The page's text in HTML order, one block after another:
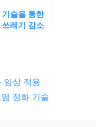
기술을 통한
쓰레기 감소
임상 적용
정화 기술